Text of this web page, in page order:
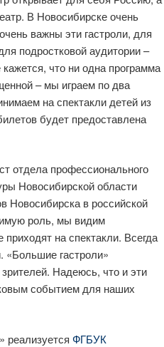
В Новосибирске очень
важны эти гастроли, для
подростковой аудитории –
что ни одна программа
– мы играем по два
на спектакли детей из
будет предоставлена
отдела профессионального
Новосибирской области
Новосибирска в российской
роль, мы видим
на спектакли. Всегда
«Большие гастроли»
Надеюсь, что и эти
событием для наших
реализуется ФГБУК